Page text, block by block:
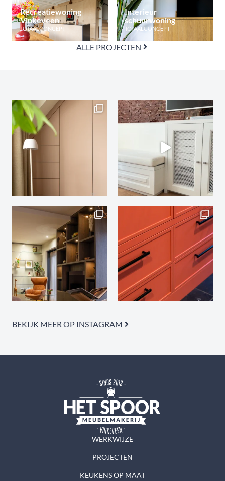
Recreatiewoning
Vinkeveen
TOTAALCONCEPT
Interieur
schuurwoning
TOTAALCONCEPT
ALLE PROJECTEN
BEKIJK MEER OP INSTAGRAM
WERKWIJZE
PROJECTEN
KEUKENS OP MAAT